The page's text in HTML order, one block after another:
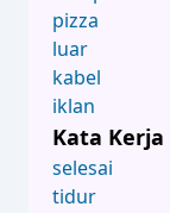
pizza
luar
kabel
iklan
Kata Kerja
selesai
tidur